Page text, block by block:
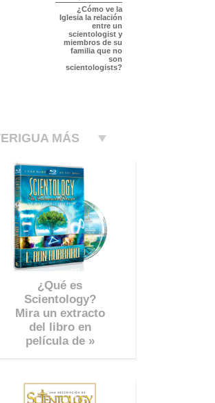
¿Cómo ve la
Iglesia la relación
entre un
scientologist y
miembros de su
familia que no
son
scientologists?
MÁS
¿Qué es
Scientology?
Mira un extracto
del libro en
película de »